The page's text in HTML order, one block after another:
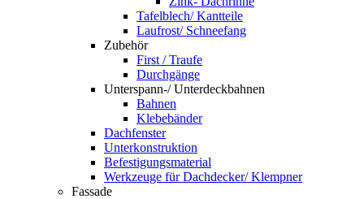
Tafelblech/ Kantteile
Laufrost/ Schneefang
Zubehör
First / Traufe
Durchgänge
Unterspann-/ Unterdeckbahnen
Bahnen
Klebebänder
Dachfenster
Unterkonstruktion
Befestigungsmaterial
Werkzeuge für Dachdecker/ Klempner
Fassade